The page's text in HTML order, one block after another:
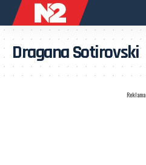
Dragana Sotirovski
Reklama